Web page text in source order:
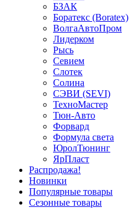
БЗАК
Боратекс (Boratex)
ВолгаАвтоПром
Лидерком
Рысь
Севием
Слотек
Солина
СЭВИ (SEVI)
ТехноМастер
Тюн-Авто
Форвард
Формула света
ЮролТюнинг
ЯрПласт
Распродажа!
Новинки
Популярные товары
Сезонные товары